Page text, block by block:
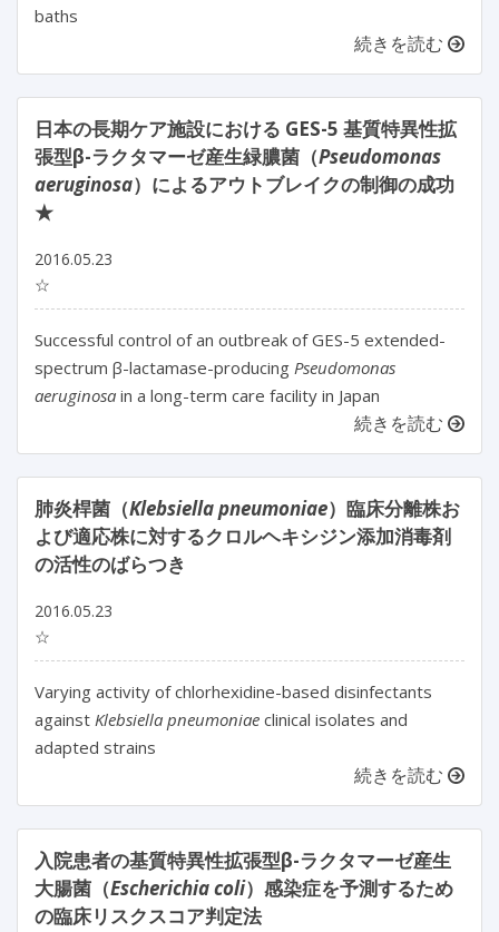
baths
続きを読む
日本の長期ケア施設における GES-5 基質特異性拡
張型β-ラクタマーゼ産生緑膿菌（Pseudomonas
aeruginosa）によるアウトブレイクの制御の成功
★
2016.05.23
☆
Successful control of an outbreak of GES-5 extended-
spectrum β-lactamase-producing Pseudomonas
aeruginosa in a long-term care facility in Japan
続きを読む
肺炎桿菌（Klebsiella pneumoniae）臨床分離株お
よび適応株に対するクロルヘキシジン添加消毒剤
の活性のばらつき
2016.05.23
☆
Varying activity of chlorhexidine-based disinfectants
against Klebsiella pneumoniae clinical isolates and
adapted strains
続きを読む
入院患者の基質特異性拡張型β-ラクタマーゼ産生
大腸菌（Escherichia coli）感染症を予測するため
の臨床リスクスコア判定法